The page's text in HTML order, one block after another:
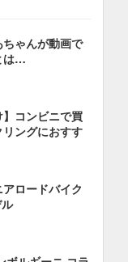
ゃんが動画で
は…
】コンビニで買
ングにおすす
アロードバイク